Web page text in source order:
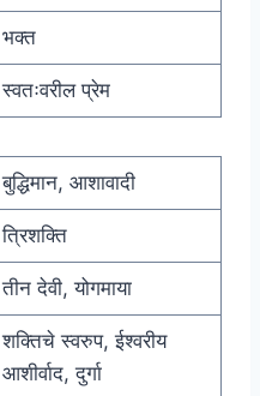
भक्त
स्वतःवरील प्रेम
बुद्धिमान, आशावादी
त्रिशक्ति
तीन देवी, योगमाया
शक्तिचे स्वरुप, ईश्वरीय
आशीर्वाद, दुर्गा